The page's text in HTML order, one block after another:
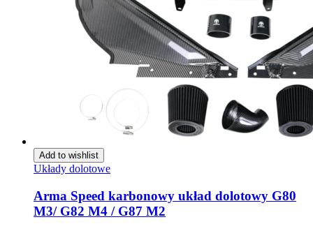
Add to wishlist
Układy dolotowe
Arma Speed karbonowy układ dolotowy G80
M3/ G82 M4 / G87 M2